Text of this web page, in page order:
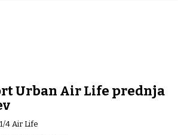
Urban Air Life prednja
4 Air Life